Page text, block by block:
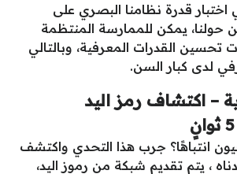
قدرة نظامنا البصري على
حولنا، يمكن للممارسة المنتظمة
تحسين القدرات المعرفية، وبالتالي
لدى كبار السن.
– اكتشاف رمز اليد
انتباهًا؟ جرب هذا التحدي واكتشف
، يتم تقديم شبكة من رموز اليد،